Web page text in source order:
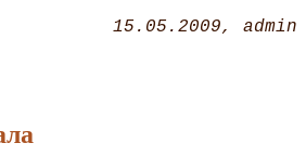
15.05.2009 admin